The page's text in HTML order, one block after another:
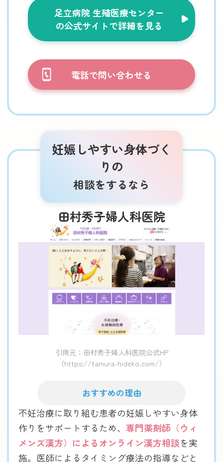
足立病院 生殖医療センター
の公式サイトで詳細を見る
電話で問い合わせる
妊娠しやすい身体づく
りの
相談をするなら
田村秀子婦人科医院
引用元：田村秀子婦人科医院公式HP
（https://tamura-hideko.com/）
おすすめの理由
不妊治療に取り組む患者の妊娠しやすい身体
作りをサポートするため、専門薬剤師（ウィ
メンズ漢方）によるオンライン漢方相談を実
施。医師によるタイミング療法の指導などと